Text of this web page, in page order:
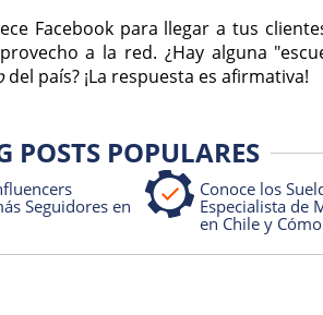
Facebook para llegar a tus
a la red. ¿Hay alguna
del país? ¡La respuesta es afirmativa!
POSTS POPULARES
Seguidores en
Conoce los
Especialista de
en Chile y